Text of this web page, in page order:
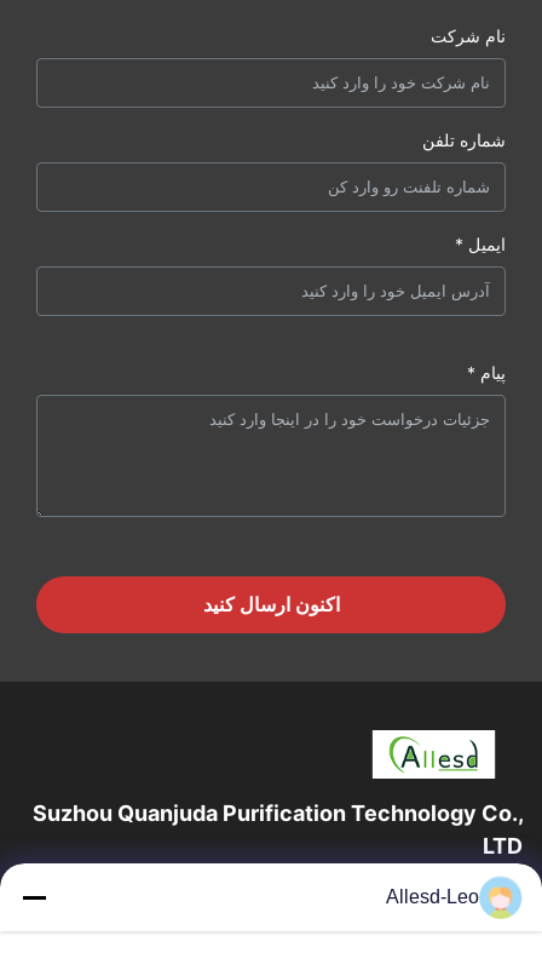
نام شرکت
شماره تلفن
ایمیل *
پیام *
اکنون ارسال کنید
Suzhou Quanjuda Purification Technology Co.,
LTD
16 سال تجربه، به عنوان یک تولید کننده و صادر کننده پیشرو محصولات
Allesd-Leo